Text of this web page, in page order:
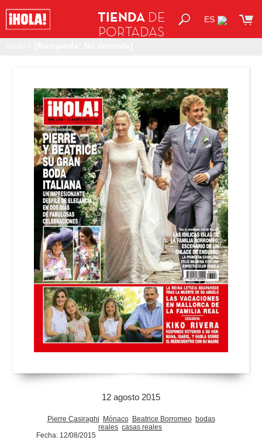
ES
TIENDA DE
PORTADAS
12 agosto 2015
Pierre Casiraghi Mónaco Beatrice Borromeo bodas
reales casas reales
Fecha: 12/08/2015